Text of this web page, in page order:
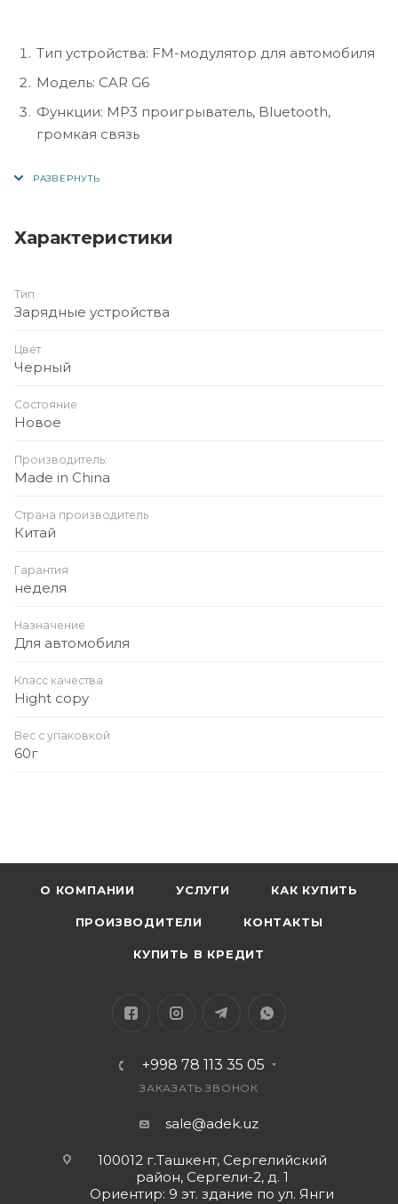
Тип устройства: FM-модулятор для автомобиля
Модель: CAR G6
Функции: MP3 проигрыватель, Bluetooth,
громкая связь
Интерфейсы: USB-порт для зарядки и
(музыка, звонки)
Поддержка звонков: встроенный микрофон,
hands-free
Диапазон FM: 87.5 – 108.0 MHz
Совместимость: Android, iOS, MP3-плееры
Дополнительно: компактный дизайн, легкое
управление кнопками
Характеристики
Тип
Зарядные устройства
Цвет
Черный
Состояние
Новое
Производитель:
Made in China
Страна производитель
Китай
Гарантия
неделя
Назначение
Для автомобиля
Класс качества
Hight copy
Вес с упаковкой
60г
О КОМПАНИИ УСЛУГИ КАК КУПИТЬ
ПРОИЗВОДИТЕЛИ КОНТАКТЫ
КУПИТЬ В КРЕДИТ
+998 78 113 35 05
ЗАКАЗАТЬ ЗВОНОК
sale@adek.uz
100012 г.Ташкент, Сергелийский
район, Сергели-2, д. 1
Ориентир: 9 эт. здание по ул. Янги